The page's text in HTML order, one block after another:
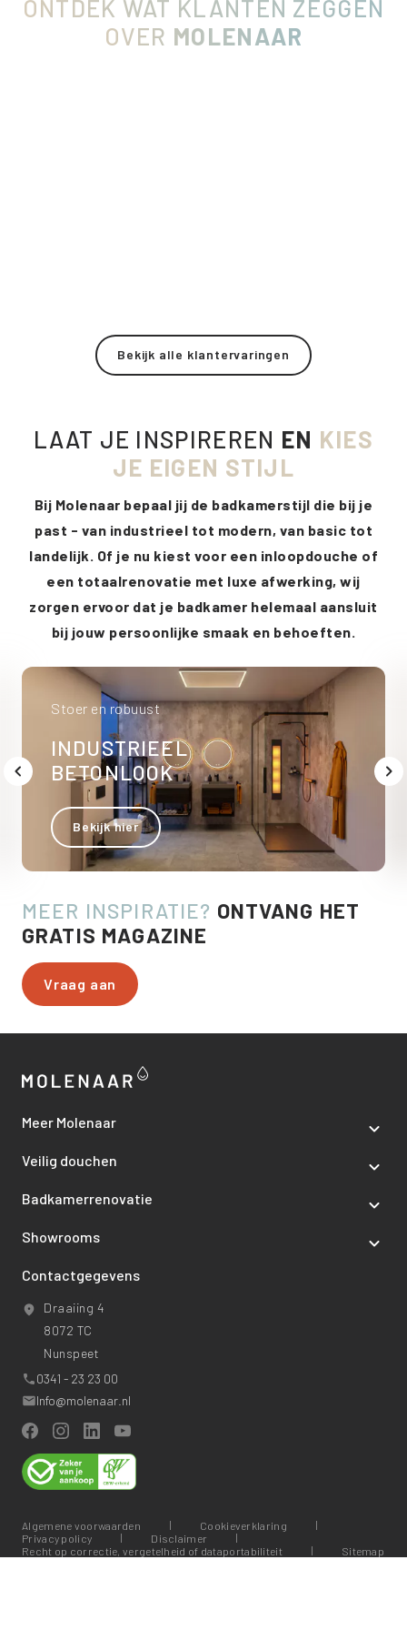
ONTDEK WAT KLANTEN ZEGGEN
OVER MOLENAAR
Bekijk alle klantervaringen
LAAT JE INSPIREREN EN KIES
JE EIGEN STIJL
Bij Molenaar bepaal jij de badkamerstijl die bij je
past - van industrieel tot modern, van basic tot
landelijk. Of je nu kiest voor een inloopdouche of
een totaalrenovatie met luxe afwerking, wij
zorgen ervoor dat je badkamer helemaal aansluit
bij jouw persoonlijke smaak en behoeften.
Stoer en robuust
INDUSTRIEEL
BETONLOOK
Bekijk hier
MEER INSPIRATIE? ONTVANG HET
GRATIS MAGAZINE
Vraag aan
Meer Molenaar
Veilig douchen
Badkamerrenovatie
Showrooms
Contactgegevens
Draaiing 4
8072 TC
Nunspeet
0341 - 23 23 00
Info@molenaar.nl
Algemene voorwaarden
Cookieverklaring
Privacy policy
Disclaimer
Recht op correctie, vergetelheid of dataportabiliteit
Sitemap